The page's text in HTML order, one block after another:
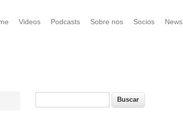
Videos Podcasts Sobre nos Socios News
Formulario de búsqueda